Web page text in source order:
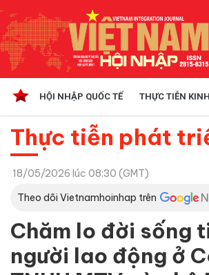
HỘI NHẬP QUỐC TẾ THỰC TIỄN
Thực tiễn phát
18/05/2026 lúc 08:30 (GMT)
Theo dõi Vietnamhoinhap trên
Chăm lo đời sống
người lao động ở